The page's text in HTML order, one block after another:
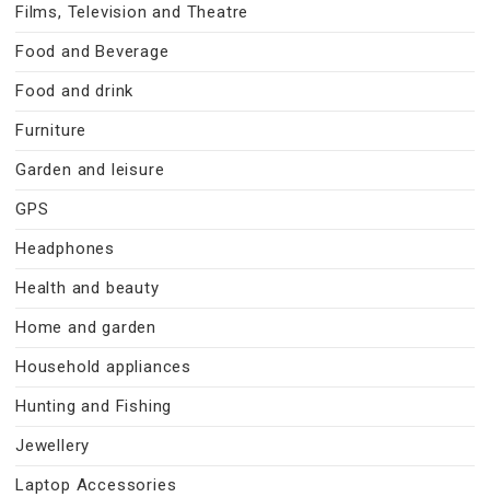
Films, Television and Theatre
Food and Beverage
Food and drink
Furniture
Garden and leisure
GPS
Headphones
Health and beauty
Home and garden
Household appliances
Hunting and Fishing
Jewellery
Laptop Accessories